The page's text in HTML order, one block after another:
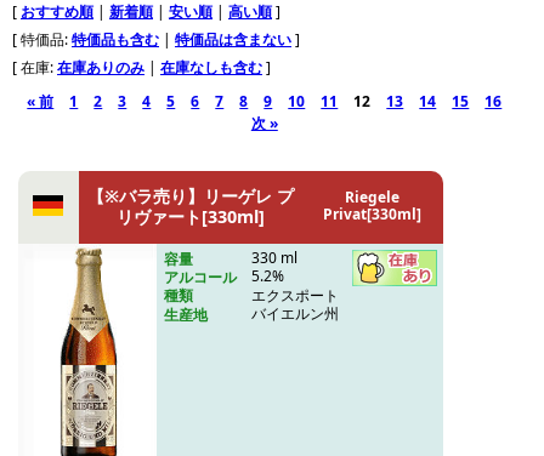
[ おすすめ順 | 新着順 | 安い順 | 高い順]
[ 特価品:特価品も含む | 特価品は含まない]
[ 在庫:在庫ありのみ | 在庫なしも含む]
« 前
1 2 3 4 5 6 7 8 9 10 11 12 13 14 15
16
次 »
【※バラ売り】リーゲレ プ
リヴァート[330ml]
Riegele
Privat[330ml]
容量
330 ml
アルコール
5.2%
種類
エクスポート
生産地
バイエルン州